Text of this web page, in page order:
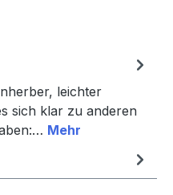
leichter
sich klar zu anderen
Mehr